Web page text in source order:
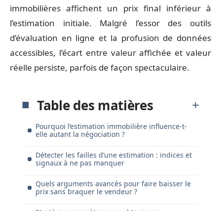
immobilières affichent un prix final inférieur à
l’estimation initiale. Malgré l’essor des outils
d’évaluation en ligne et la profusion de données
accessibles, l’écart entre valeur affichée et valeur
réelle persiste, parfois de façon spectaculaire.
Table des matières
Pourquoi l’estimation immobilière influence-t-
elle autant la négociation ?
Détecter les failles d’une estimation : indices et
signaux à ne pas manquer
Quels arguments avancés pour faire baisser le
prix sans braquer le vendeur ?